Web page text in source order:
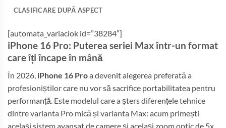
CLASIFICARE DUPĂ ASPECT
[automata_variaciok id=”38284″]
iPhone 16 Pro: Puterea seriei Max într-un format
care îți încape în mână
În 2026, iPhone 16 Proa devenit alegerea preferată a
profesioniștilor care nu vor să sacrifice portabilitatea pentru
performanță. Este modelul care a șters diferențele tehnice
dintre varianta Pro mică și varianta Max: acum primești
același sistem avansat de camere și același zoom optic de 5x